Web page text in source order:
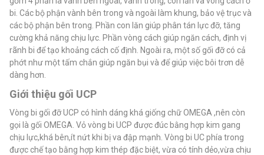
bi. Các bộ phận vành bên trong và ngoài làm khung, bảo vệ trục và
các bộ phận bên trong. Phần con lăn giúp phân tán lực đỡ, tăng
cường khả năng chịu lực. Phần vòng cách giúp ngăn cách, định vị
rãnh bi để tạo khoảng cách cố định. Ngoài ra, một số gối đỡ có cả
phớt như một tấm chắn giúp ngăn bụi và để giúp việc bôi trơn dễ
dàng hơn.
Giới thiệu gối UCP
Vòng bi gối đỡ UCP có hình dáng khá giống chữ OMEGA ,nên còn
gọi là gối OMEGA. Vỏ vòng bi UCP được đúc bằng hợp kim gang
chịu lực,khá bên,ít nứt khi bị va đập mạnh. Vòng bi UC phía trong
được chế tạo bằng hợp kim thép đặc biệt, vừa có tính dẻo,vừa chịu